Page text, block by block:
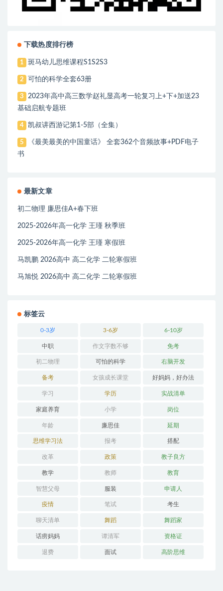
下载热度排行榜
1 斑马幼儿思维课程S1S2S3
2 可怕的科学全套63册
3
2023年高中高三数学赵礼显高考一轮复习上+下+加送23
基础启航专题班
4 凯叔讲西游记第1-5部（全集）
5
《最美最美的中国童话》 全套362个音频故事+PDF电子
书
最新文章
初二物理 廉思佳A+春下班
2025-2026年高一化学 王瑾 秋季班
2025-2026年高一化学 王瑾 寒假班
马凯鹏 2026高中 高二化学 二轮寒假班
马旭悦 2026高中 高二化学 二轮寒假班
标签云
0-3岁 3-6岁 6-10岁
中职 作文字数不够 免考
初二物理 可怕的科学 右脑开发
备考 女孩成长课堂 好妈妈，好办法
学习 学历 实战清单
家庭养育 小学 岗位
年龄 廉思佳 延期
思维学习法 报考 搭配
改革 政策 教子良方
教学 教师 教育
智慧父母 服装 申请人
疫情 笔试 考生
聊天清单 舞蹈 舞蹈家
话痨妈妈 谭清军 资格证
退费 面试 高阶思维